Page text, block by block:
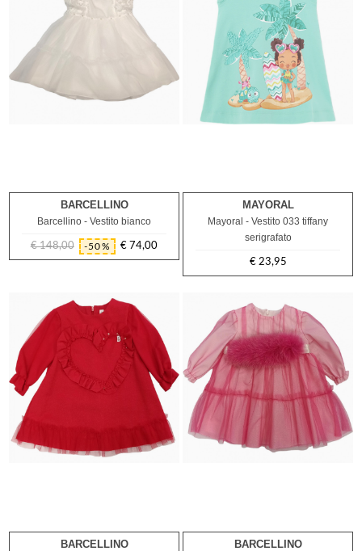
9M
BARCELLINO
Barcellino - Vestito bianco
Prezzo
€ 148,00 -50%
Prezzo
€ 74,00
MAYORAL
Mayoral - Vestito 033 tiffany
serigrafato
Prezzo
€ 23,95
9M 12M
BARCELLINO 6M 9M 12M
BARCELLINO